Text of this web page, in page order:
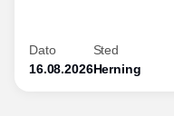
Dato
16.08.2026
Sted
Herning